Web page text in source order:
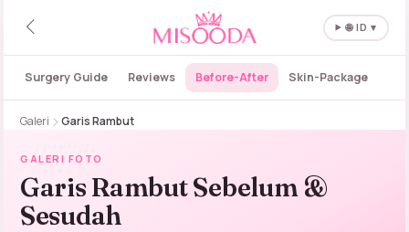
🌐 ID ▾
Surgery Guide Reviews Before-After Skin-Package
Galeri Garis Rambut
GALERI FOTO
Garis Rambut Sebelum &
Sesudah